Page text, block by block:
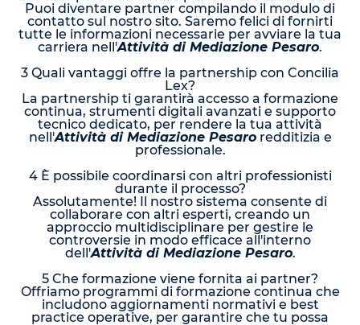
Puoi diventare partner compilando il modulo di
contatto sul nostro sito. Saremo felici di fornirti
tutte le informazioni necessarie per avviare la tua
carriera nell'Attività di Mediazione Pesaro.
3 Quali vantaggi offre la partnership con Concilia
Lex?
La partnership ti garantirà accesso a formazione
continua, strumenti digitali avanzati e supporto
tecnico dedicato, per rendere la tua attività
nell'Attività di Mediazione Pesaroredditizia e
professionale.
4 È possibile coordinarsi con altri professionisti
durante il processo?
Assolutamente! Il nostro sistema consente di
collaborare con altri esperti, creando un
approccio multidisciplinare per gestire le
controversie in modo efficace all'interno
dell'Attività di Mediazione Pesaro.
5 Che formazione viene fornita ai partner?
Offriamo programmi di formazione continua che
includono aggiornamenti normativi e best
practice operative, per garantire che tu possa